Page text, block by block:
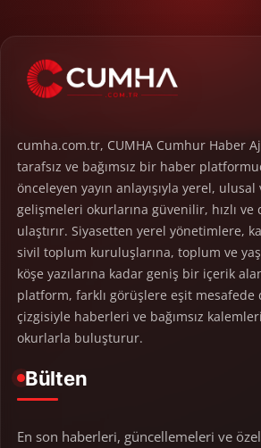
cumha.com.tr, CUMHA Cumhur Haber
tarafsız ve bağımsız bir haber
önceleyen yayın anlayışıyla yerel,
gelişmeleri okurlarına güvenilir, hızlı
ulaştırır. Siyasetten yerel yönetimlere,
sivil toplum kuruluşlarına, toplum ve
köşe yazılarına kadar geniş bir içerik
platform, farklı görüşlere eşit
çizgisiyle haberleri ve bağımsız
okurlarla buluşturur.
Bülten
En son haberleri, güncellemeleri ve